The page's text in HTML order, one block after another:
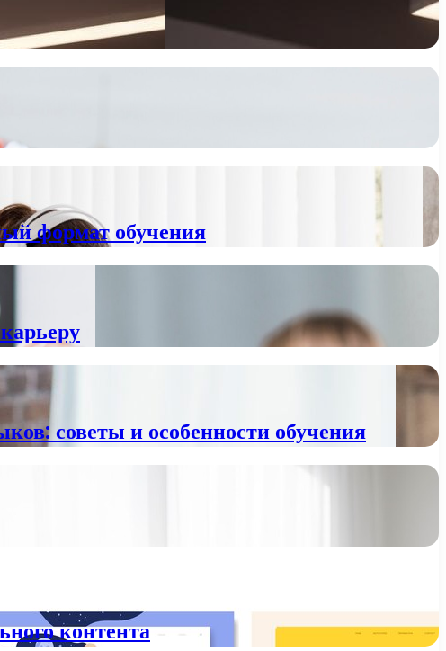
формат обучения
советы и особенности обучения
контента